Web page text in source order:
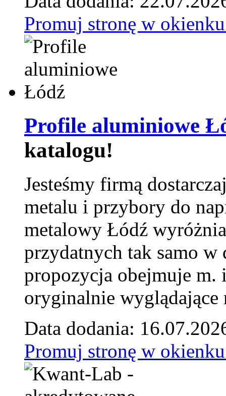
Promuj stronę w
Profile aluminiowe
katalogu!
Jesteśmy firmą
metalu i przybory do
metalowy Łódź
przydatnych tak samo w
propozycja obejmuje m.
oryginalnie wyglądające
Data dodania:
Promuj stronę w